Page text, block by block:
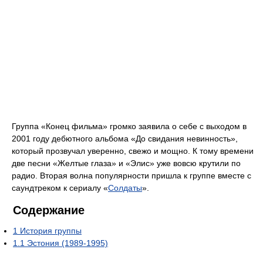
Группа «Конец фильма» громко заявила о себе с выходом в
2001 году дебютного альбома «До свидания невинность»,
который прозвучал уверенно, свежо и мощно. К тому времени
две песни «Желтые глаза» и «Элис» уже вовсю крутили по
радио. Вторая волна популярности пришла к группе вместе с
саундтреком к сериалу «Солдаты».
Содержание
1 История группы
1.1 Эстония (1989-1995)